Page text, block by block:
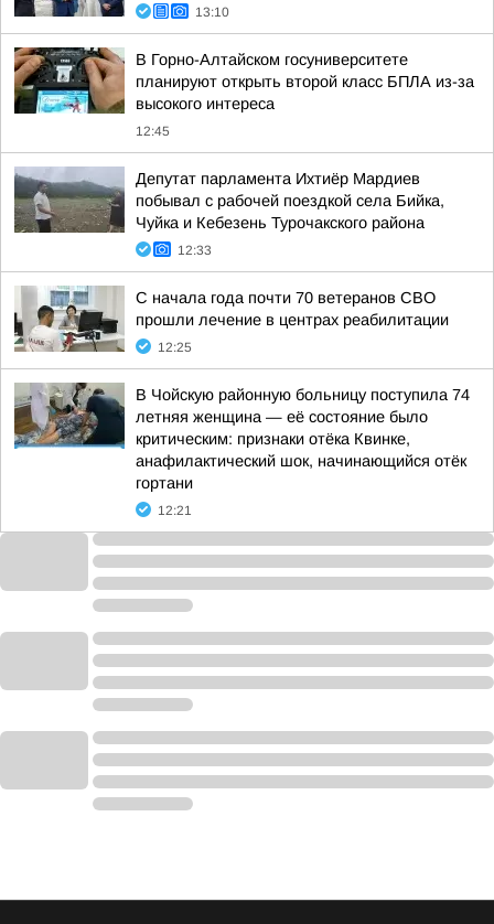
13:10
В Горно-Алтайском госуниверситете
планируют открыть второй класс БПЛА из-за
высокого интереса
12:45
Депутат парламента Ихтиёр Мардиев
побывал с рабочей поездкой села Бийка,
Чуйка и Кебезень Турочакского района
12:33
С начала года почти 70 ветеранов СВО
прошли лечение в центрах реабилитации
12:25
В Чойскую районную больницу поступила 74
летняя женщина — её состояние было
критическим: признаки отёка Квинке,
анафилактический шок, начинающийся отёк
гортани
12:21